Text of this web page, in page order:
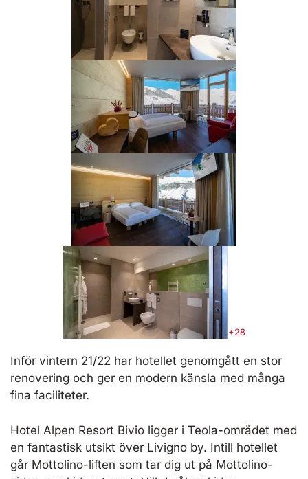
+28
Inför vintern 21/22 har hotellet genomgått en stor
renovering och ger en modern känsla med många
fina faciliteter.
Hotel Alpen Resort Bivio ligger i Teola-området med
en fantastisk utsikt över Livigno by. Intill hotellet
går Mottolino-liften som tar dig ut på Mottolino-